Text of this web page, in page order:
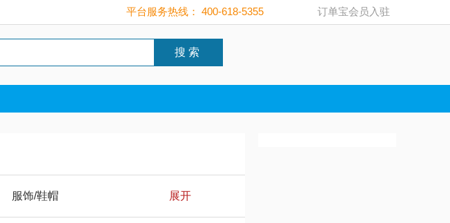
平台服务热线： 400-618-5355 订单宝会员入驻
搜 索
服饰/鞋帽 展开